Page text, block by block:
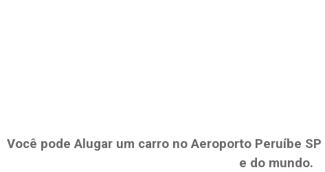
Você pode Alugar um carro no Aeroporto Peruíbe SP
e do mundo.